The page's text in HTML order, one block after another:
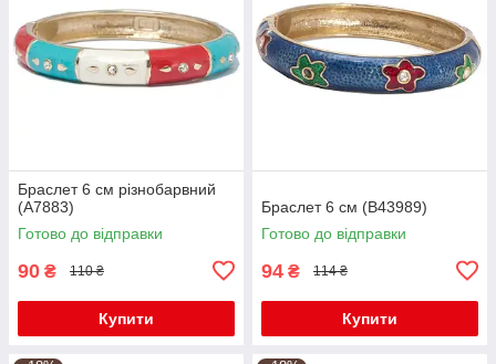
Браслет 6 см різнобарвний
(А7883)
Готово до відправки
90 ₴ 110 ₴
Купити
Браслет 6 см (В43989)
Готово до відправки
94 ₴ 114 ₴
Купити